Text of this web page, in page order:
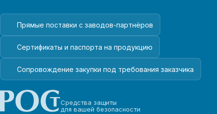
Прямые поставки с заводов-партнёров
Сертификаты и паспорта на продукцию
Сопровождение закупки под требования заказчика
Средства защиты
для вашей безопасности